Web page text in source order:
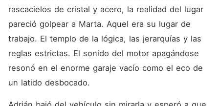
rascacielos de cristal y acero, la realidad del lugar
pareció golpear a Marta. Aquel era su lugar de
trabajo. El templo de la lógica, las jerarquías y las
reglas estrictas. El sonido del motor apagándose
resonó en el enorme garaje vacío como el eco de
un latido desbocado.